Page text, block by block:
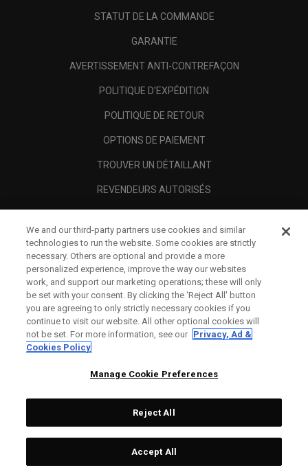
STATUT DE LA COMMANDE
GARANTIE
AVERTISSEMENT ANTI-CONTREFAÇON
POLITIQUE D'EXPÉDITION
POLITIQUE DE RETOUR
OPTIONS DE PAIEMENT
TROUVER UN DÉTAILLANT
REVENDEURS AUTORISÉS
A PROPOS
MENTIONS LÉGALES
Topgolf Callaway Brands.
All rights reserved.
We and our third-party partners use cookies and similar
technologies to run the website. Some cookies are strictly
necessary. Others are optional and provide a more
personalized experience, improve the way our websites
work, and support our marketing operations; these will only
be set with your consent. By clicking the ‘Reject All' button
you are agreeing to only strictly necessary cookies if you
continue to visit our website. All other optional cookies will
not be set. For more information, see our Privacy, Ad &
Cookies Policy
Manage Cookie Preferences
Reject All
Accept All